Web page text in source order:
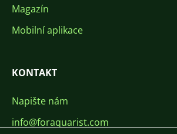
Magazín
Mobilní aplikace
KONTAKT
Napište nám
info@foraquarist.com